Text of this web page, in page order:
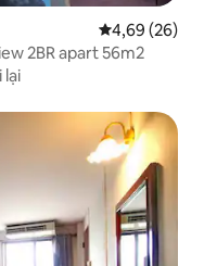
Xếp hạng
4,69 (26)
2BR apart 56m2
lại